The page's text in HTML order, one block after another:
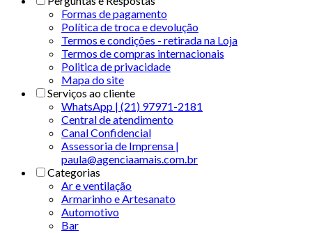
Formas de pagamento
Política de troca e devolução
Termos e condições - retirada na Loja
Termos de compras internacionais
Politica de privacidade
Mapa do site
Serviços ao cliente
WhatsApp | (21) 97971-2181
Central de atendimento
Canal Confidencial
Assessoria de Imprensa |
paula@agenciaamais.com.br
Categorias
Ar e ventilação
Armarinho e Artesanato
Automotivo
Bar